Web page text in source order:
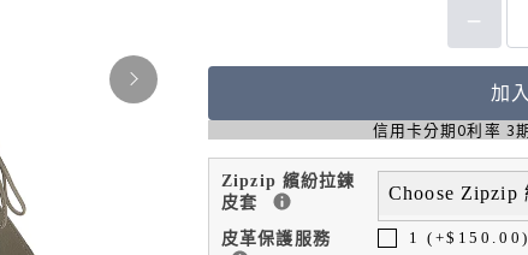
加
信用卡分期0利率 3
Zipzip 繽紛拉鍊
皮套
Choose Zipzip
皮革保護服務 1 (+$150.00)